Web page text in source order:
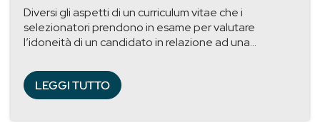
Diversi gli aspetti di un curriculum vitae che i
selezionatori prendono in esame per valutare
l’idoneità di un candidato in relazione ad una...
LEGGI TUTTO